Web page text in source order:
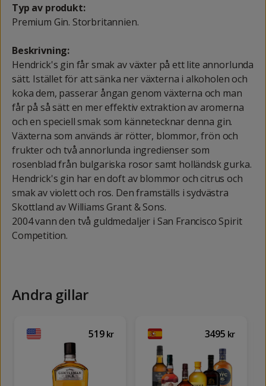
Typ av produkt:
Premium Gin. Storbritannien.
Beskrivning:
Hendrick's gin får smak av växter på ett lite annorlunda
sätt. Istället för att sänka ner växterna i alkoholen och
koka dem, passerar ångan genom växterna och man
får på så sätt en mer effektiv extraktion av aromerna
och en speciell smak som kännetecknar denna gin.
Växterna som används är rötter, blommor, frön och
frukter och två annorlunda ingredienser som
rosenblad från bulgariska rosor samt holländsk gurka.
Hendrick's gin har en doft av blommor och citrus och
smak av violett och ros. Den framställs i sydvästra
Skottland av Williams Grant & Sons.
2004 vann den två guldmedaljer i San Francisco Spirit
Competition.
Andra gillar
519 kr 3495 kr